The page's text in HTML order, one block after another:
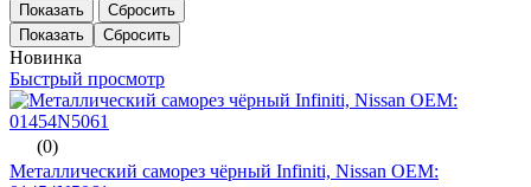
Показать Сбросить
Новинка
Быстрый просмотр
(0)
Металлический саморез чёрный Infiniti, Nissan ОЕМ: